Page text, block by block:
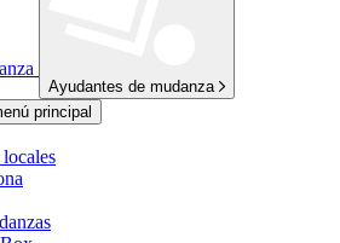
Ayudantes de mudanza
principal